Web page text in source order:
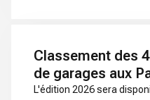
Classement des
de garages aux
L'édition 2026 sera